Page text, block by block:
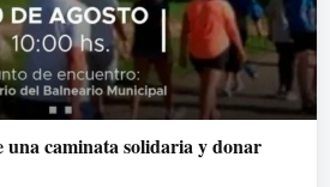
caminata solidaria y donar